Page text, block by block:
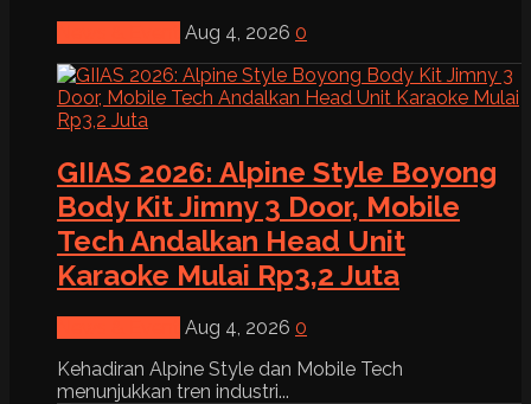
Aug 4, 2026 0
GIIAS 2026: Alpine Style Boyong
Body Kit Jimny 3 Door, Mobile
Tech Andalkan Head Unit
Karaoke Mulai Rp3,2 Juta
Aug 4, 2026 0
Kehadiran Alpine Style dan Mobile Tech
menunjukkan tren industri...